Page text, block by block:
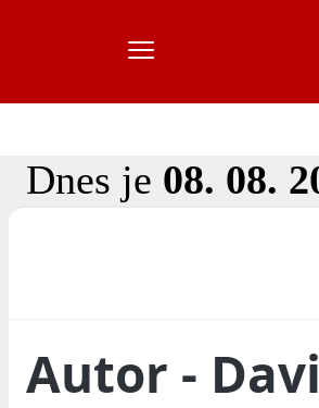
Dnes je 08. 08.
Autor -